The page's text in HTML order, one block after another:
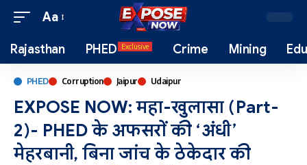
Aa
Rajasthan PHED Exclusive Crime Mining
PHED Corruption Jaipur Udaipur
EXPOSE NOW: महा-खुलासा (Part-
2)- PHED के अफसरों की ‘अंधी’
मेहरबानी, बिना जांच के ठेकेदार की